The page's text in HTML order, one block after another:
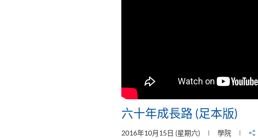
六十年成長路 (足本版)
2016年10月15日 (星期六) 學院